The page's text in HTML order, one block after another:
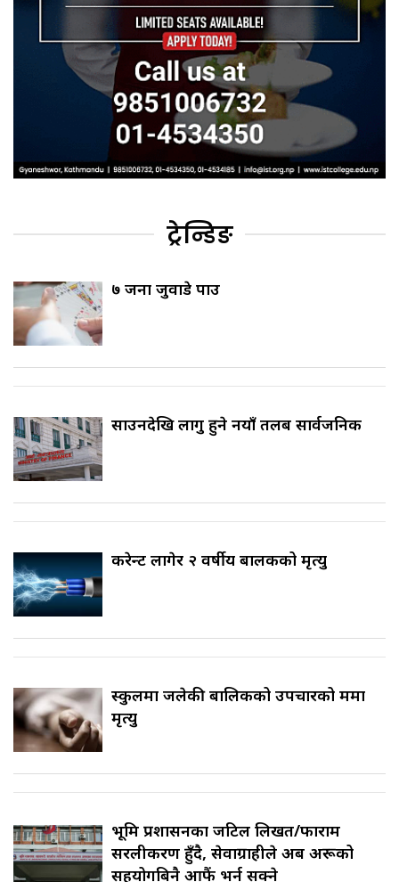
ट्रेन्डिङ
७ जना जुवाडे पक्राउ
साउनदेखि लागु हुने नयाँ तलब सार्वजनिक
करेन्ट लागेर २ वर्षीय बालकको मृत्यु
स्कुलमा जलेकी बालिकको उपचारको क्रममा
मृत्यु
भूमि प्रशासनका जटिल लिखत/फाराम
सरलीकरण हुँदै, सेवाग्राहीले अब अरूको
सहयोगबिनै आफैं भर्न सक्ने